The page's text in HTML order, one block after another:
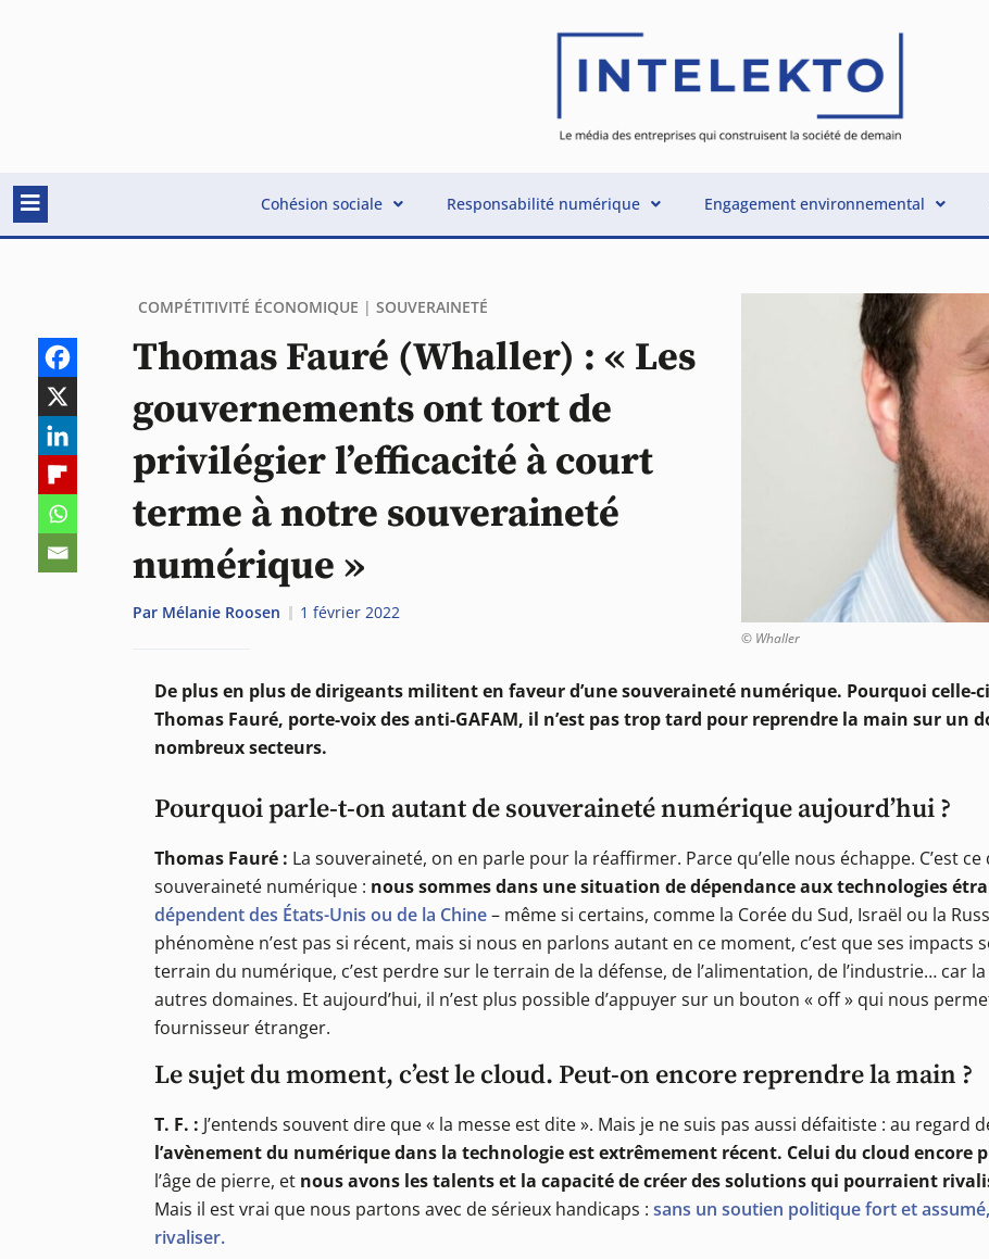
Cohésion sociale Responsabilité numérique Engagement environnemental
COMPÉTITIVITÉ ÉCONOMIQUE | SOUVERAINETÉ
Thomas Fauré (Whaller) : « Les
gouvernements ont tort de
privilégier l’efficacité à court
terme à notre souveraineté
numérique »
Par Mélanie Roosen 1 février 2022
© Whaller
De plus en plus de dirigeants militent en faveur d’une souveraineté numérique. Pourquoi celle-
Thomas Fauré, porte-voix des anti-GAFAM, il n’est pas trop tard pour reprendre la main sur un
nombreux secteurs.
Pourquoi parle-t-on autant de souveraineté numérique aujourd’hui ?
Thomas Fauré : La souveraineté, on en parle pour la réaffirmer. Parce qu’elle nous échappe. C’est ce
souveraineté numérique : nous sommes dans une situation de dépendance aux technologies
dépendent des États-Unis ou de la Chine– même si certains, comme la Corée du Sud, Israël ou la
phénomène n’est pas si récent, mais si nous en parlons autant en ce moment, c’est que ses
terrain du numérique, c’est perdre sur le terrain de la défense, de l’alimentation, de l’industrie… car
autres domaines. Et aujourd’hui, il n’est plus possible d’appuyer sur un bouton « off » qui nous
fournisseur étranger.
Le sujet du moment, c’est le cloud. Peut-on encore reprendre la main ?
T. F. : J’entends souvent dire que « la messe est dite ». Mais je ne suis pas aussi défaitiste : au regard
l’avènement du numérique dans la technologie est extrêmement récent. Celui du cloud encore
l’âge de pierre, et nous avons les talents et la capacité de créer des solutions qui pourraient
Mais il est vrai que nous partons avec de sérieux handicaps : sans un soutien politique fort et
rivaliser.